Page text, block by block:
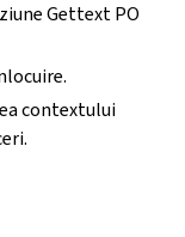
Gettext PO
contextului